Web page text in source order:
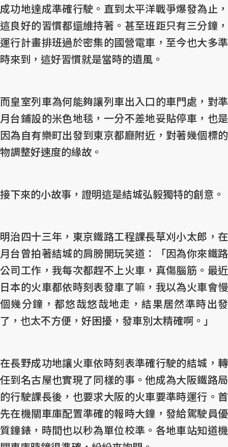
成功地達成準確行駛。直到太平洋戰爭爆發為止，
這良好的習慣都還維持著。甚至班距只有三分鐘，
運行計畫排班過於密集的國營電車，至今也大多準
時來到，這好習慣就是當時的遺風。
而皇室列車為何能夠讓列車出入口的車門處，對準
月台鋪設的米色地毯，一分不差地妥貼停車，也是
因為自有樂町出發到東京都廳附近，對著幾個標的
物調整好速度的緣故。
接下來的小故事，證明這是結城弘毅獨特的創意。
明治四十三年，東京鐵路工程課長草刈小太郎，在
月台曾拍著結城的肩膀開玩笑道：「因為你來鐵路
公司工作，我每次都趕不上火車，真傷腦筋。最近
日本的火車都依時刻表發車了嘛，我以為火車會慢
個幾分鐘，都悠哉悠哉地走，結果居然準時出發
了，也太不方便，好困擾，發車別太精確啊。」
在長野成功地讓火車依時刻表準確行駛的結城，轉
任到名古屋也實現了同樣的事。他成為大阪鐵路局
的行駛課長後，也要求大阪的火車要準時運行。首
先在機關車庫配置準確的報時大鐘，發給駕駛員優
質鐘錶，時間也以秒為單位校準。各地車站知道機